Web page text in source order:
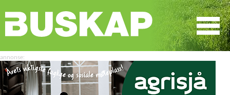
SØK
☰